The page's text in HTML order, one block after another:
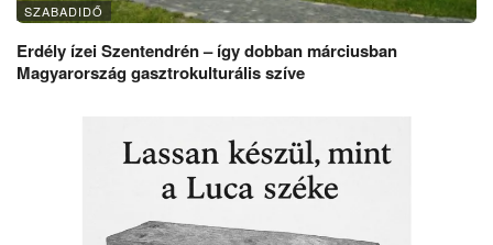
SZABADIDŐ
Erdély ízei Szentendrén – így dobban márciusban
Magyarország gasztrokulturális szíve